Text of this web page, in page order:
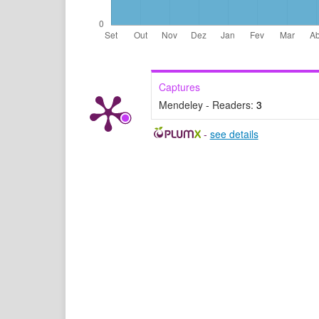
Captures
Mendeley - Readers: 3
- see details